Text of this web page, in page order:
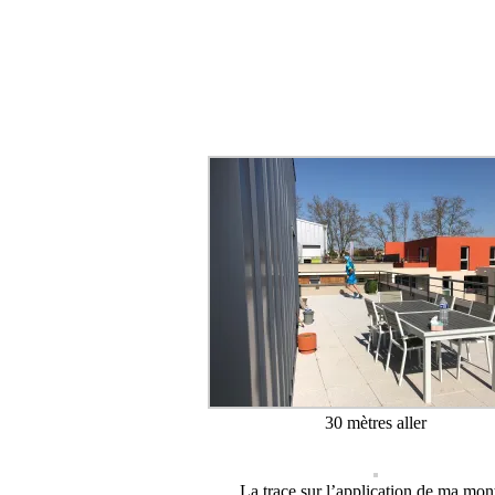
30 mètres aller
La trace sur l’application de ma